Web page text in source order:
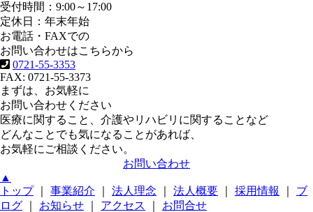
受付時間：9:00～17:00
定休日：年末年始
お電話・FAXでの
お問い合わせはこちらから
0721-55-3353
FAX: 0721-55-3373
まずは、お気軽に
お問い合わせください
医療に関すること、介護やリハビリに関することなど
どんなことでも気になることがあれば、
お気軽にご相談ください。
お問い合わせ
▲
トップ｜ 事業紹介 法人理念 法人概要 採用情報
ブ
ログ
お知らせ アクセス
お問合せ